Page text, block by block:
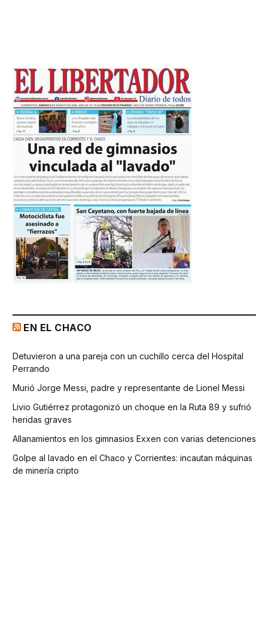
EN EL CHACO
Detuvieron a una pareja con un cuchillo cerca del Hospital
Perrando
Murió Jorge Messi, padre y representante de Lionel Messi
Livio Gutiérrez protagonizó un choque en la Ruta 89 y sufrió
heridas graves
Allanamientos en los gimnasios Exxen con varias detenciones
Golpe al lavado en el Chaco y Corrientes: incautan máquinas
de minería cripto